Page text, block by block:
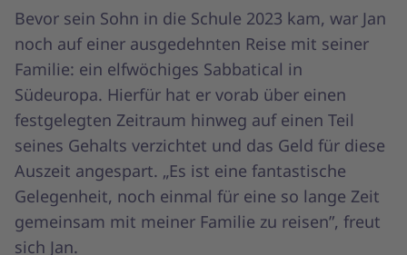
Bevor sein Sohn in die Schule 2023 kam, war Jan
noch auf einer ausgedehnten Reise mit seiner
Familie: ein elfwöchiges Sabbatical in
Südeuropa. Hierfür hat er vorab über einen
festgelegten Zeitraum hinweg auf einen Teil
seines Gehalts verzichtet und das Geld für diese
Auszeit angespart. „Es ist eine fantastische
Gelegenheit, noch einmal für eine so lange Zeit
gemeinsam mit meiner Familie zu reisen”, freut
sich Jan.